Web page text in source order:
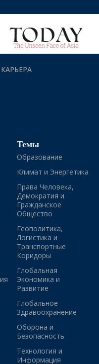
КАРЬЕРА
Темы
Образование
Климат и Энергетика
Права Человека,
Демократия и
Гражданское
Общество
Геополитика,
Логистика и
Транспортные
Коридоры
Глобальная
Экономика и
Развитие
Глобальное
Здравоохранение
Оборона и
Безопасность
Технология и
Информация